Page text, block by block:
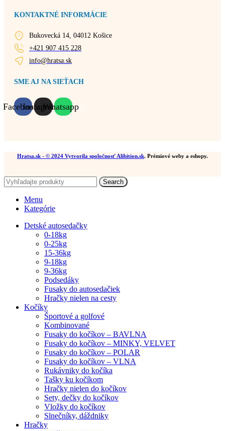
KONTAKTNÉ INFORMÁCIE
Bukovecká 14, 04012 Košice
+421 907 415 228
info@hratsa.sk
SME AJ NA SIEŤACH
FacebookInstagramWhatsapp
Hratsa.sk - © 2024 Vytvorila spoločnosť Alibition.sk. Prémiové weby a eshopy.
Search
Menu
Kategórie
Detské autosedačky
0-18kg
0-25kg
15-36kg
9-18kg
9-36kg
Podsedáky
Fusaky do autosedačiek
Hračky nielen na cesty
Kočíky
Športové a golfové
Kombinované
Fusaky do kočíkov – BAVLNA
Fusaky do kočíkov – MINKY, VELVET
Fusaky do kočíkov – POLAR
Fusaky do kočíkov – VLNA
Rukávniky do kočíka
Tašky ku kočíkom
Hračky nielen do kočíkov
Sety, dečky do kočíkov
Vložky do kočíkov
Slnečníky, dáždniky
Hračky